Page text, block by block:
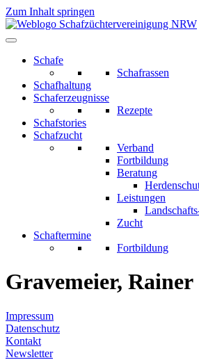
Zum Inhalt springen
Schafe
Schafrassen
Schafhaltung
Schaferzeugnisse
Rezepte
Schafstories
Schafzucht
Verband
Fortbildung
Beratung
Leistungen
Zucht
Schaftermine
Fortbildung
Gravemeier, Rainer
Impressum
Datenschutz
Kontakt
Newsletter